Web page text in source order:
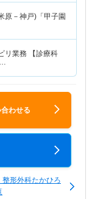
原－神戸)「甲子園
【診療科
…
わせる
形外科たかひろ